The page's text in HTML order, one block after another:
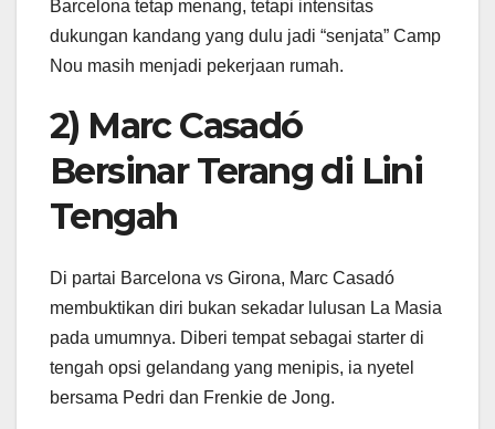
Barcelona tetap menang, tetapi intensitas
dukungan kandang yang dulu jadi “senjata” Camp
Nou masih menjadi pekerjaan rumah.
2) Marc Casadó
Bersinar Terang di Lini
Tengah
Di partai Barcelona vs Girona, Marc Casadó
membuktikan diri bukan sekadar lulusan La Masia
pada umumnya. Diberi tempat sebagai starter di
tengah opsi gelandang yang menipis, ia nyetel
bersama Pedri dan Frenkie de Jong.